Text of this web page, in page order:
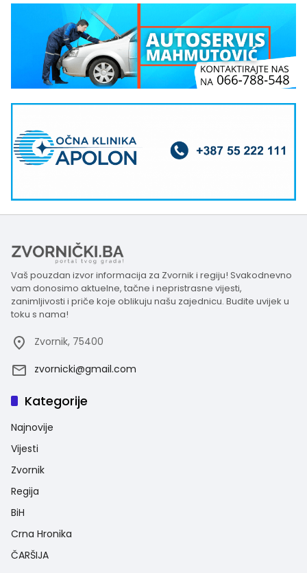
Vaš pouzdan izvor informacija za Zvornik i regiju! Svakodnevno
vam donosimo aktuelne, tačne i nepristrasne vijesti,
zanimljivosti i priče koje oblikuju našu zajednicu. Budite uvijek u
toku s nama!
Zvornik, 75400
zvornicki@gmail.com
Kategorije
Najnovije
Vijesti
Zvornik
Regija
BiH
Crna Hronika
ČARŠIJA